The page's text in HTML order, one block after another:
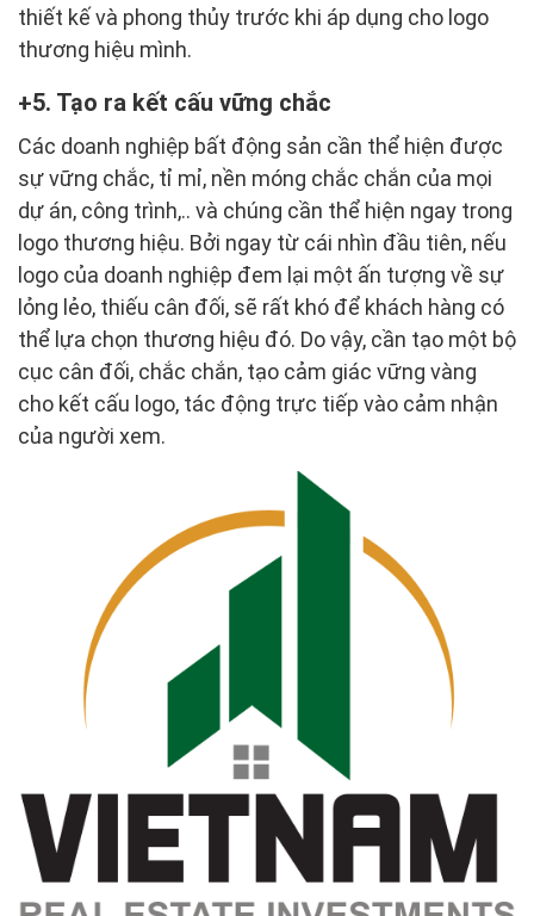
thiết kế và phong thủy trước khi áp dụng cho logo
thương hiệu mình.
5. Tạo ra kết cấu vững chắc
Các doanh nghiệp bất động sản cần thể hiện được
sự vững chắc, tỉ mỉ, nền móng chắc chắn của mọi
dự án, công trình,.. và chúng cần thể hiện ngay trong
logo thương hiệu. Bởi ngay từ cái nhìn đầu tiên, nếu
logo của doanh nghiệp đem lại một ấn tượng về sự
lỏng lẻo, thiếu cân đối, sẽ rất khó để khách hàng có
thể lựa chọn thương hiệu đó. Do vậy, cần tạo một bộ
cục cân đối, chắc chắn, tạo cảm giác vững vàng
cho kết cấu logo, tác động trực tiếp vào cảm nhận
của người xem.